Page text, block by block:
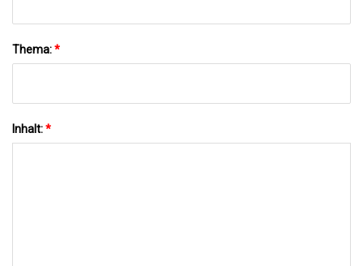
Thema:*
Inhalt:*